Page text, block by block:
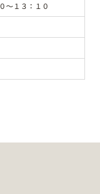
～１３：１０